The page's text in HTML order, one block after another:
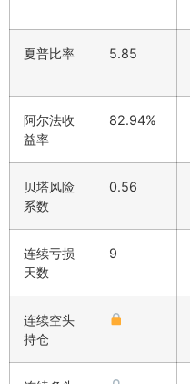
夏普比率 5.85
阿尔法收
益率
82.94%
贝塔风险
系数
0.56
连续亏损
天数
9
连续空头
持仓